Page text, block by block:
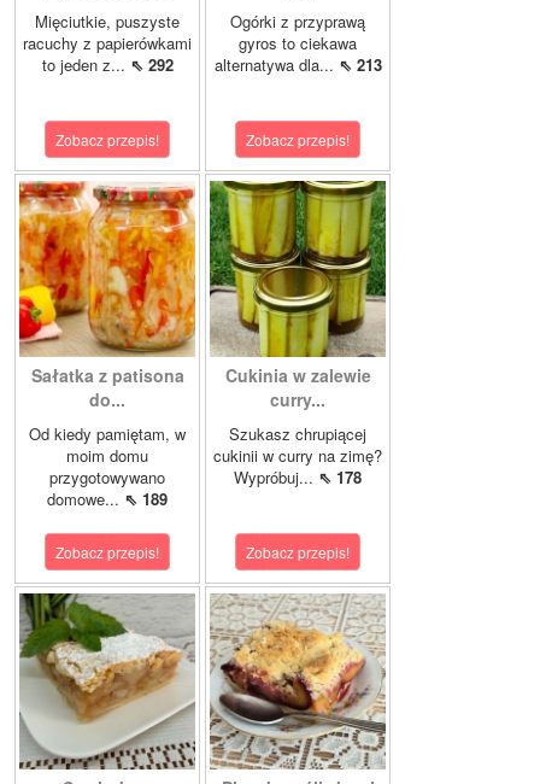
Mięciutkie, puszyste
racuchy z papierówkami
to jeden z... ⇖ 292
Zobacz przepis!
Ogórki z przyprawą
gyros to ciekawa
alternatywa dla... ⇖ 213
Zobacz przepis!
Sałatka z patisona
do...
Od kiedy pamiętam, w
moim domu
przygotowywano
domowe... ⇖ 189
Zobacz przepis!
Cukinia w zalewie
curry...
Szukasz chrupiącej
cukinii w curry na zimę?
Wypróbuj... ⇖ 178
Zobacz przepis!